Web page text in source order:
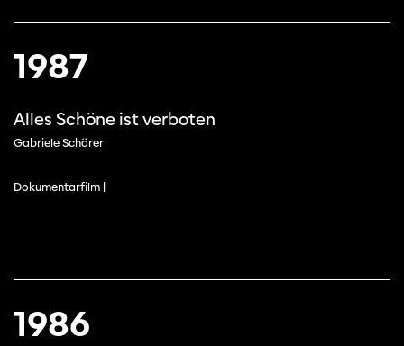
1987
Alles Schöne ist verboten
Gabriele Schärer
Dokumentarfilm |
1986